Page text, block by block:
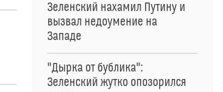
Зеленский нахамил Путину и
вызвал недоумение на
Западе
"Дырка от бублика":
Зеленский жутко опозорился